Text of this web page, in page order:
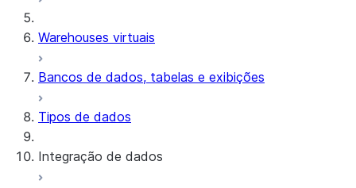
Warehouses virtuais
Bancos de dados, tabelas e exibições
Tipos de dados
Integração de dados